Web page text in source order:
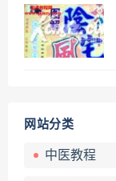
网站分类
中医教程